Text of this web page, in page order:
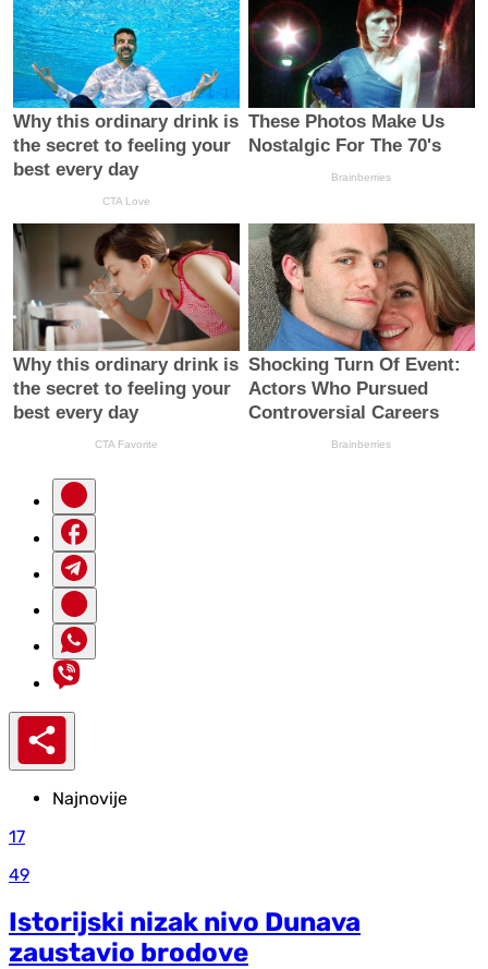
Najnovije
17
49
Istorijski nizak nivo Dunava
zaustavio brodove